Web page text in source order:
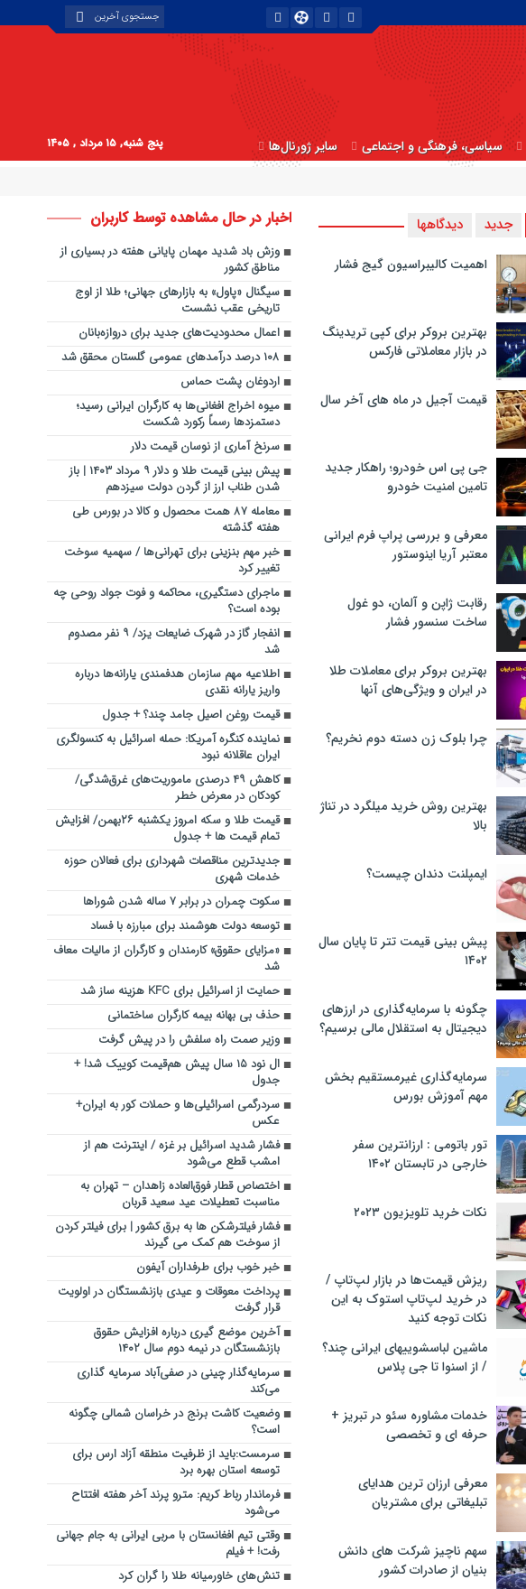
سیاسی، فرهنگی و اجتماعی سایر ژورنال‌ها پنج شنبه, ۱۵ مرداد , ۱۴۰۵
جدید دیدگاهها
اهمیت کالیبراسیون گیج فشار
بهترین بروکر برای کپی‌ تریدینگ
در بازار معاملاتی فارکس
قیمت آجیل در ماه های آخر سال
جی پی اس خودرو؛ راهکار جدید
تامین امنیت خودرو
معرفی و بررسی پراپ فرم ایرانی
معتبر آریا اینوستور
رقابت ژاپن و آلمان، دو غول
ساخت سنسور فشار
بهترین بروکر برای معاملات طلا
در ایران و ویژگی‌های آنها
چرا بلوک زن دسته دوم نخریم؟
بهترین روش خرید میلگرد در تناژ
بالا
ایمپلنت دندان چیست؟
پیش بینی قیمت تتر تا پایان سال
۱۴۰۲
چگونه با سرمایه‌گذاری در ارزهای
دیجیتال به استقلال مالی برسیم؟
سرمایه‌گذاری غیرمستقیم بخش
مهم آموزش بورس
تور باتومی : ارزانترین سفر
خارجی در تابستان ۱۴۰۲
نکات خرید تلویزیون ۲۰۲۳
ریزش قیمت‌ها در بازار لپ‌تاپ /
در خرید لپ‌تاپ استوک به این
نکات توجه کنید
ماشین لباسشویی‎های ایرانی چند؟
/ از اسنوا تا جی پلاس
خدمات مشاوره سئو در تبریز +
حرفه ای و تخصصی
معرفی ارزان ترین هدایای
تبلیغاتی برای مشتریان
سهم ناچیز شرکت های دانش
بنیان از صادرات کشور
اخبار در حال مشاهده توسط کاربران
وزش باد شدید مهمان پایانی هفته در بسیاری از
مناطق کشور
سیگنال «پاول» به بازارهای جهانی؛ طلا از اوج
تاریخی عقب نشست
اعمال محدودیت‌های جدید برای دروازه‌بانان
۱۰۸ درصد درآمدهای عمومی گلستان محقق شد
اردوغان پشت حماس
میوه اخراج افغانی‌ها به کارگران ایرانی رسید؛
دستمزدها رسماً رکورد شکست
سرنخ آماری از نوسان قیمت دلار
پیش‌ بینی قیمت طلا و دلار ۹ مرداد ۱۴۰۳ | باز
شدن طناب ارز از گردن دولت سیزدهم
معامله ۸۷ همت محصول و کالا در بورس طی
هفته گذشته
خبر مهم بنزینی برای تهرانی‌ها / سهمیه سوخت
تغییر کرد
ماجرای دستگیری، محاکمه و فوت جواد روحی چه
بوده است؟
انفجار گاز در شهرک ضایعات یزد/ ۹ نفر مصدوم
شد
اطلاعیه مهم سازمان هدفمندی یارانه‌ها درباره
واریز یارانه نقدی
قیمت روغن اصیل جامد چند؟ + جدول
نماینده کنگره آمریکا: حمله اسرائیل به کنسولگری
ایران عاقلانه نبود
کاهش ۴۹ درصدی ماموریت‌های غرق‌شدگی/
کودکان در معرض خطر
قیمت طلا و سکه امروز یکشنبه ۲۶بهمن/ افزایش
تمام قیمت ها + جدول
جدیدترین مناقصات شهرداری برای فعالان حوزه
خدمات شهری
سکوت چمران در برابر ۷ ساله شدن شوراها
توسعه دولت هوشمند برای مبارزه با فساد
«مزایای حقوق‌» کارمندان و کارگران از مالیات معاف
شد
حمایت از اسرائیل برای KFC هزینه ساز شد
حذف بی بهانه بیمه کارگران ساختمانی
وزیر صمت راه سلفش را در پیش گرفت
ال نود ۱۵ سال پیش هم‌قیمت کوییک شد! +
جدول
سردرگمی اسرائیلی‌ها و حملات کور به ایران+
عکس
فشار شدید اسرائیل بر غزه / اینترنت هم از
امشب قطع می‌شود
اختصاص قطار فوق‌العاده زاهدان – تهران به
مناسبت تعطیلات عید سعید قربان
فشار فیلترشکن ها به برق کشور | برای فیلتر کردن
از سوخت هم کمک می گیرند
خبر خوب برای طرفداران آیفون
پرداخت معوقات و عیدی بازنشستگان در اولویت
قرار گرفت
آخرین موضع گیری درباره افزایش حقوق
بازنشستگان در نیمه دوم سال ۱۴۰۲
سرمایه‌گذار چینی در صفی‌آباد سرمایه گذاری‌
می‌کند
وضعیت کاشت برنج در خراسان شمالی چگونه
است؟
سرمست:باید از ظرفیت منطقه آزاد ارس برای
توسعه استان بهره برد
فرماندار رباط کریم: مترو پرند آخر هفته افتتاح
می‌شود
وقتی تیم افغانستان با مربی ایرانی به جام جهانی
رفت! + فیلم
تنش‌های خاورمیانه طلا را گران کرد